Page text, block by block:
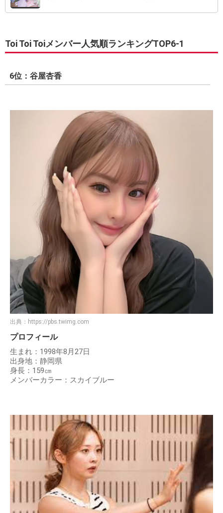
Toi Toi Toiメンバー人気順ランキングTOP6-1
6位：谷屋杏香
出典： https://pbs.twimg.com
プロフィール
生まれ：1998年8月27日
出身地：静岡県
身長：159㎝
メンバーカラー：スカイブルー